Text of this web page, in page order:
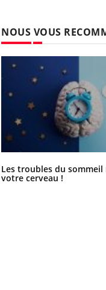
NOUS VOUS
Les troubles du
votre cerveau !